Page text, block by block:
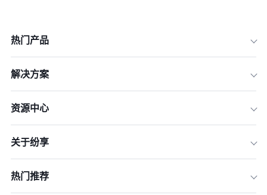
热门产品
解决方案
资源中心
关于纷享
热门推荐